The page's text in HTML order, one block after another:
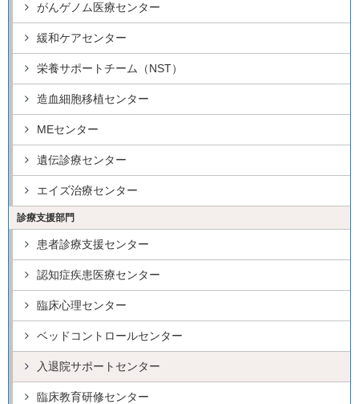
がんゲノム医療センター
緩和ケアセンター
栄養サポートチーム（NST）
造血細胞移植センター
MEセンター
遺伝診療センター
エイズ治療センター
診療支援部門
患者診療支援センター
認知症疾患医療センター
臨床心理センター
ベッドコントロールセンター
入退院サポートセンター
臨床教育研修センター